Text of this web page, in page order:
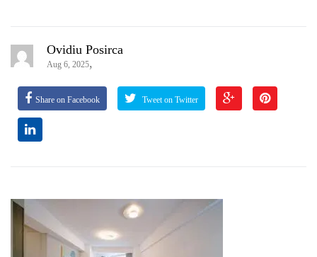
Ovidiu Posirca
Aug 6, 2025,
Share on Facebook Tweet on Twitter